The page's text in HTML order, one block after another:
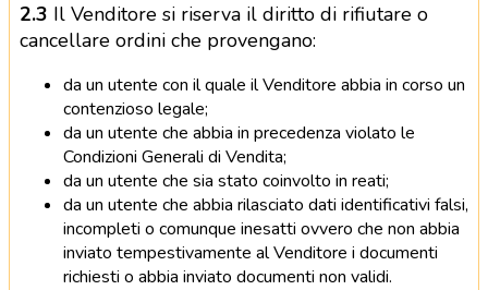
2.3 Il Venditore si riserva il diritto di rifiutare o
cancellare ordini che provengano:
da un utente con il quale il Venditore abbia in corso un
contenzioso legale;
da un utente che abbia in precedenza violato le
Condizioni Generali di Vendita;
da un utente che sia stato coinvolto in reati;
da un utente che abbia rilasciato dati identificativi falsi,
incompleti o comunque inesatti ovvero che non abbia
inviato tempestivamente al Venditore i documenti
richiesti o abbia inviato documenti non validi.